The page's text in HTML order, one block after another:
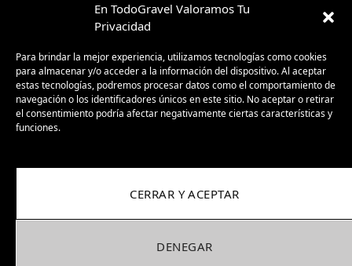
En TodoGravel Valoramos Tu
Privacidad
Para brindar la mejor experiencia, utilizamos tecnologías como cookies
para almacenar y/o acceder a la información del dispositivo. Al aceptar
estas tecnologías, podremos procesar datos como el comportamiento de
navegación o los identificadores únicos en este sitio. No aceptar o retirar
el consentimiento podría afectar negativamente ciertas características y
funciones.
CERRAR Y ACEPTAR
DENEGAR
BH GravelX: la gravel diseñada para
23/09/2025